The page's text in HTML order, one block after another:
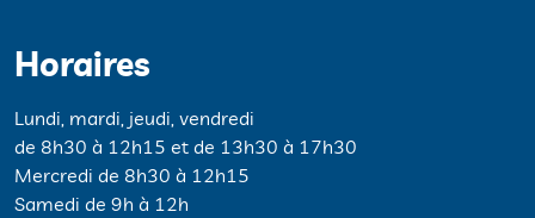
Horaires
Lundi, mardi, jeudi, vendredi
de 8h30 à 12h15 et de 13h30 à 17h30
Mercredi de 8h30 à 12h15
Samedi de 9h à 12h